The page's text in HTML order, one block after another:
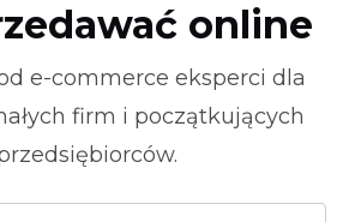
online
e-commerce eksperci dla
firm i początkujących